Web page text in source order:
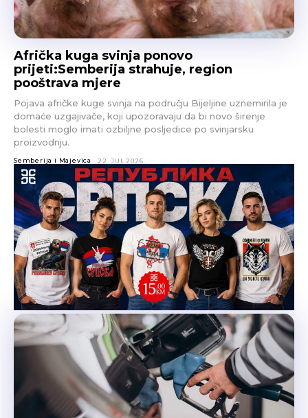
Afrička kuga svinja ponovo
prijeti:Semberija strahuje, region
pooštrava mjere
Pojava afričke kuge svinja na području Bijeljine uznemirila je
domaće uzgajivače, koji upozoravaju da bi novo širenje
bolesti moglo imati ozbiljne posljedice po svinjarsku
proizvodnju.
Semberija i Majevica 22. JUL 2026.